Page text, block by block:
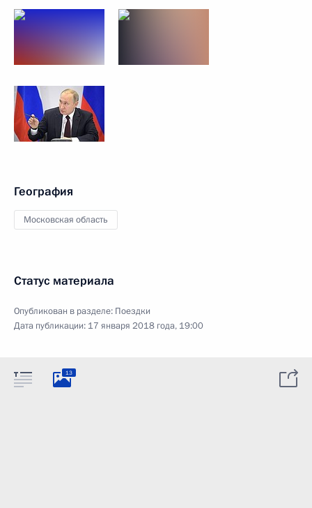
География
Московская область
Статус материала
Опубликован в разделе: Поездки
Дата публикации: 17 января 2018 года, 19:00
13